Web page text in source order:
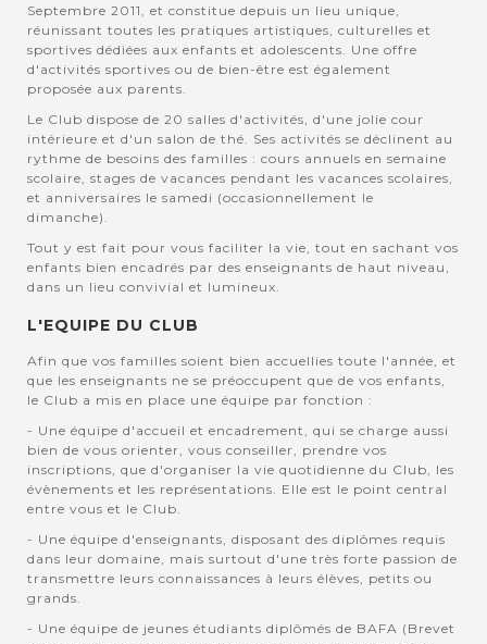
Septembre 2011, et constitue depuis un lieu unique,
réunissant toutes les pratiques artistiques, culturelles et
sportives dédiées aux enfants et adolescents. Une offre
d'activités sportives ou de bien-être est également
proposée aux parents.
Le Club dispose de 20 salles d'activités, d'une jolie cour
intérieure et d'un salon de thé. Ses activités se déclinent au
rythme de besoins des familles : cours annuels en semaine
scolaire, stages de vacances pendant les vacances scolaires,
et anniversaires le samedi (occasionnellement le
dimanche).
Tout y est fait pour vous faciliter la vie, tout en sachant vos
enfants bien encadrés par des enseignants de haut niveau,
dans un lieu convivial et lumineux.
L'EQUIPE DU CLUB
Afin que vos familles soient bien accuellies toute l'année, et
que les enseignants ne se préoccupent que de vos enfants,
le Club a mis en place une équipe par fonction :
- Une équipe d'accueil et encadrement, qui se charge aussi
bien de vous orienter, vous conseiller, prendre vos
inscriptions, que d'organiser la vie quotidienne du Club, les
évènements et les représentations. Elle est le point central
entre vous et le Club.
- Une équipe d'enseignants, disposant des diplômes requis
dans leur domaine, mais surtout d'une très forte passion de
transmettre leurs connaissances à leurs élèves, petits ou
grands.
- Une équipe de jeunes étudiants diplômés de BAFA (Brevet